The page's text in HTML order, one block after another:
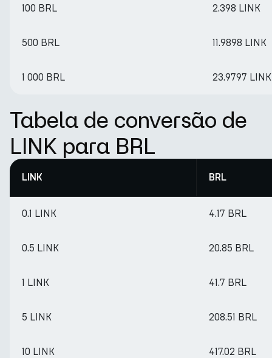
100 BRL 2.398 LINK
500 BRL 11.9898 LINK
1 000 BRL 23.9797 LINK
Tabela de conversão de
LINK para BRL
LINK BRL
0.1 LINK 4.17 BRL
0.5 LINK 20.85 BRL
1 LINK 41.7 BRL
5 LINK 208.51 BRL
10 LINK 417.02 BRL